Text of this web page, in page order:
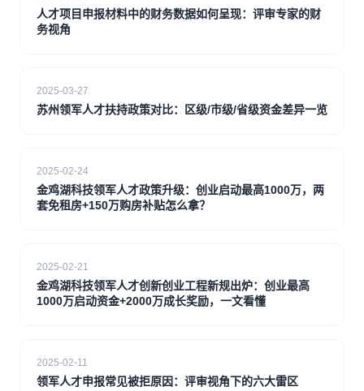
人才项目申报材料中的财务数据如何呈现：评审专家的财
务视角
2025-03-27
苏州领军人才扶持政策对比：区级/市级/省级资金差异一览
2025-02-24
金鸡湖科技领军人才政策升级：创业启动最高1000万，两
套免租房+150万购房补贴怎么拿？
2025-02-21
金鸡湖科技领军人才创新创业工程新规出炉：创业最高
1000万启动资金+2000万成长奖励，一文看懂
2025-02-11
领军人才申报常见被拒原因：评审视角下的六大雷区